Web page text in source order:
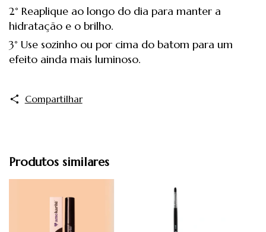
2° Reaplique ao longo do dia para manter a
hidratação e o brilho.
3° Use sozinho ou por cima do batom para um
efeito ainda mais luminoso.
Compartilhar
Produtos similares